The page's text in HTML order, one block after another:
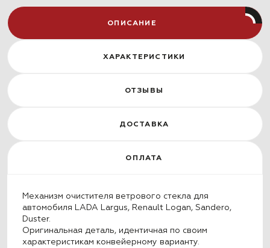
ОПИСАНИЕ
ХАРАКТЕРИСТИКИ
ОТЗЫВЫ
ДОСТАВКА
ОПЛАТА
Механизм очистителя ветрового стекла для
автомобиля LADA Largus, Renault Logan, Sandero,
Duster.
Оригинальная деталь, идентичная по своим
характеристикам конвейерному варианту.